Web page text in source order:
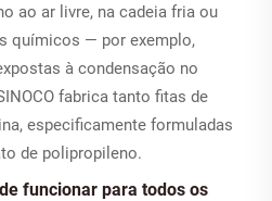
ao ar livre, na cadeia fria ou
químicos — por exemplo,
à condensação no
fabrica tanto fitas de
especificamente formuladas
de polipropileno.
funcionar para todos os